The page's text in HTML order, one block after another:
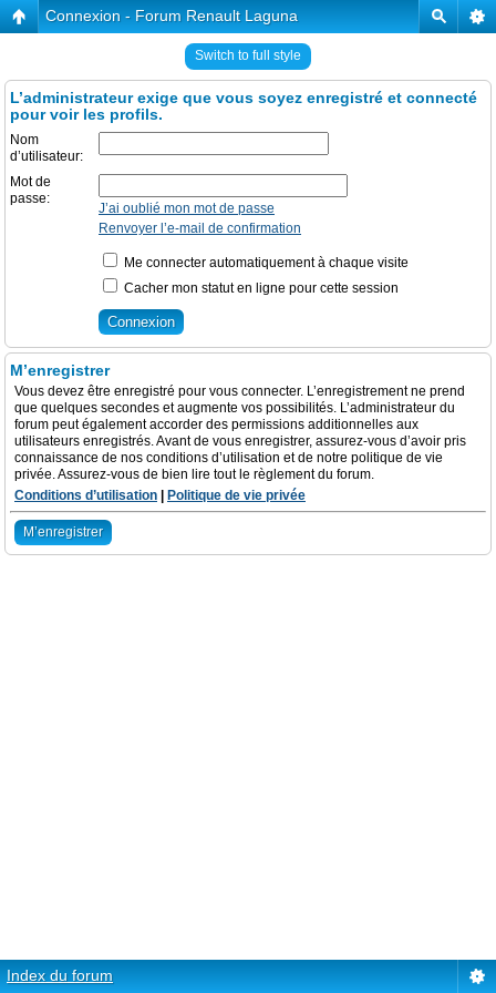
Connexion - Forum Renault Laguna
Switch to full style
L’administrateur exige que vous soyez enregistré et connecté
pour voir les profils.
Nom
d’utilisateur:
Mot de
passe:
J’ai oublié mon mot de passe
Renvoyer l’e-mail de confirmation
Me connecter automatiquement à chaque visite
Cacher mon statut en ligne pour cette session
M’enregistrer
Vous devez être enregistré pour vous connecter. L’enregistrement ne prend
que quelques secondes et augmente vos possibilités. L’administrateur du
forum peut également accorder des permissions additionnelles aux
utilisateurs enregistrés. Avant de vous enregistrer, assurez-vous d’avoir pris
connaissance de nos conditions d’utilisation et de notre politique de vie
privée. Assurez-vous de bien lire tout le règlement du forum.
Conditions d’utilisation
Politique de vie privée
M’enregistrer
Index du forum